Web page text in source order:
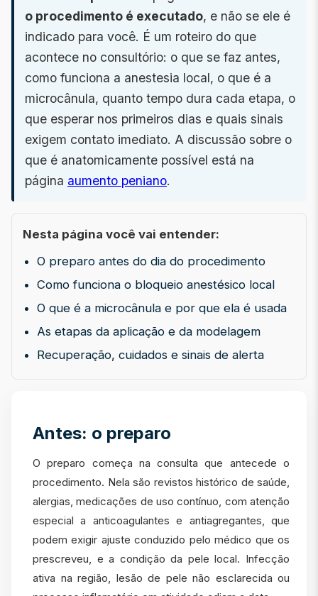
o procedimento é executado, e não se ele é
indicado para você. É um roteiro do que
acontece no consultório: o que se faz antes,
como funciona a anestesia local, o que é a
microcânula, quanto tempo dura cada etapa, o
que esperar nos primeiros dias e quais sinais
exigem contato imediato. A discussão sobre o
que é anatomicamente possível está na
página aumento peniano.
Nesta página você vai entender:
O preparo antes do dia do procedimento
Como funciona o bloqueio anestésico local
O que é a microcânula e por que ela é usada
As etapas da aplicação e da modelagem
Recuperação, cuidados e sinais de alerta
Antes: o preparo
O preparo começa na consulta que antecede o
procedimento. Nela são revistos histórico de saúde,
alergias, medicações de uso contínuo, com atenção
especial a anticoagulantes e antiagregantes, que
podem exigir ajuste conduzido pelo médico que os
prescreveu, e a condição da pele local. Infecção
ativa na região, lesão de pele não esclarecida ou